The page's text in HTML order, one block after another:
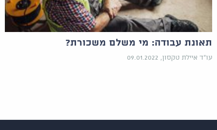
תאונת עבודה: מי משלם משכורת?
עו"ד איילת טקסון, 09.01.2022